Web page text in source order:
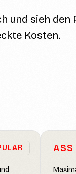
und sieh
Kosten.
ASS